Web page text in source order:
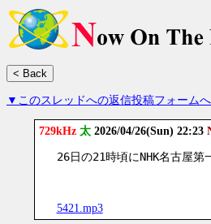
▼このスレッドへの返信投稿フォームへ
729kHz 太 2026/04/26(Sun) 22:23
26日の21時頃にNHK名古屋
5421.mp3